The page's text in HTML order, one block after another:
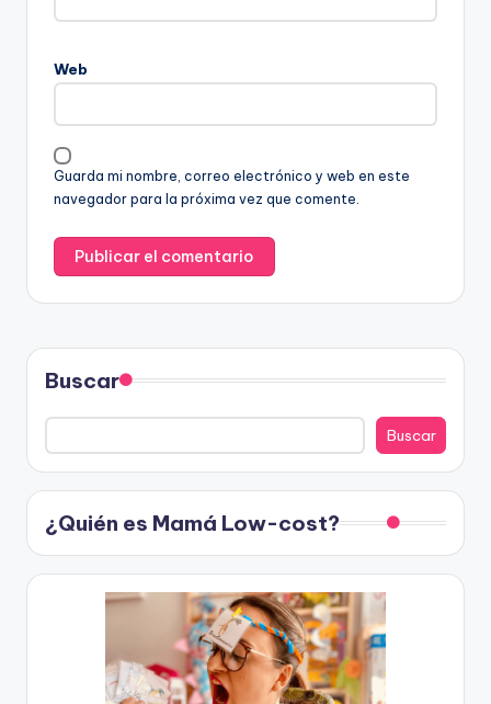
Web
Guarda mi nombre, correo electrónico y web en este
navegador para la próxima vez que comente.
Buscar
Buscar
¿Quién es Mamá Low-cost?